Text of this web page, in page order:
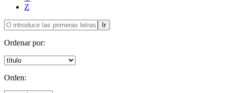
Z
Ir
Ordenar por:
Orden: